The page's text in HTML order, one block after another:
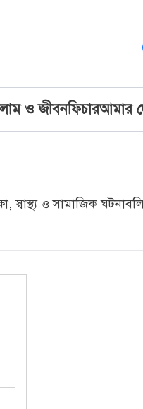
ও জীবনফিচারআমার
স্বাস্থ্য ও সামাজিক